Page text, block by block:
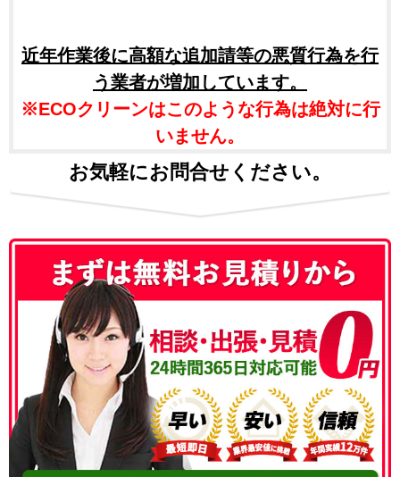
近年作業後に高額な追加請等の悪質行為を行
う業者が増加しています。
※ECOクリーンはこのような行為は絶対に行
いません。
お気軽にお問合せください。
050-3186-4780